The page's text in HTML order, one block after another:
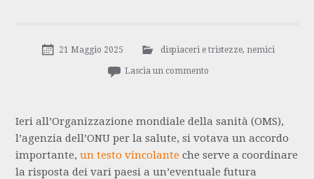
21 Maggio 2025 dispiaceri e tristezze, nemici
Lascia un commento
Ieri all’Organizzazione mondiale della sanità (OMS),
l’agenzia dell’ONU per la salute, si votava un accordo
importante,un testo vincolante che serve a coordinare
la risposta dei vari paesi a un’eventuale futura